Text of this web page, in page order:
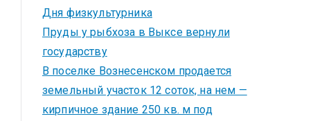
Дня физкультурника
Пруды у рыбхоза в Выксе вернули
государству
В поселке Вознесенском продается
земельный участок 12 соток, на нем —
кирпичное здание 250 кв. м под